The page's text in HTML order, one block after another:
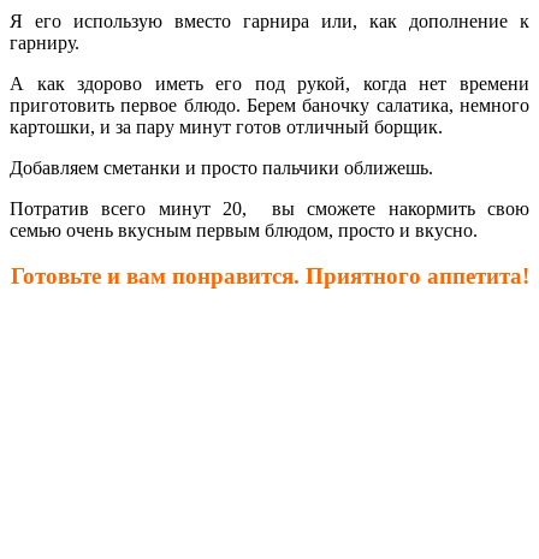
Я его использую вместо гарнира или, как дополнение к
гарниру.
А как здорово иметь его под рукой, когда нет времени
приготовить первое блюдо. Берем баночку салатика, немного
картошки, и за пару минут готов отличный борщик.
Добавляем сметанки и просто пальчики оближешь.
Потратив всего минут 20, вы сможете накормить свою
семью очень вкусным первым блюдом, просто и вкусно.
Готовьте и вам понравится. Приятного аппетита!